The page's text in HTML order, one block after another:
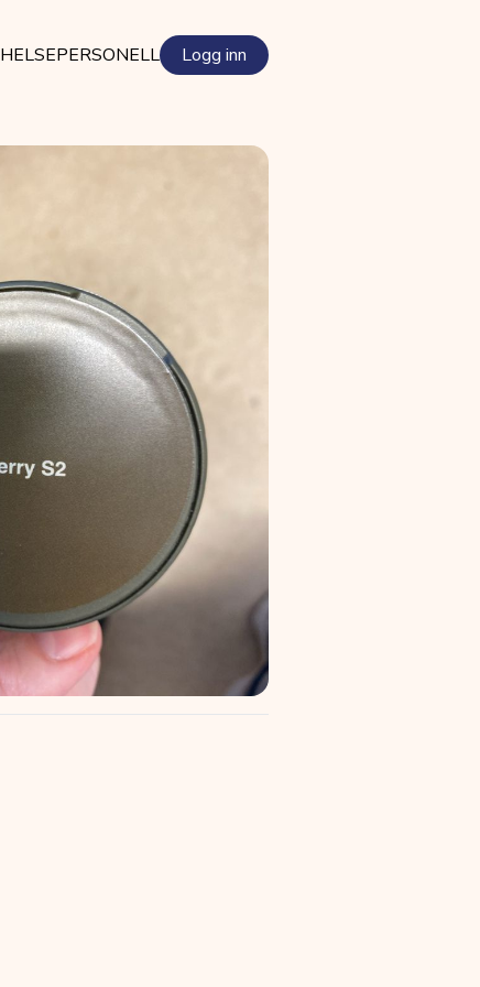
HELSEPERSONELL Logg inn